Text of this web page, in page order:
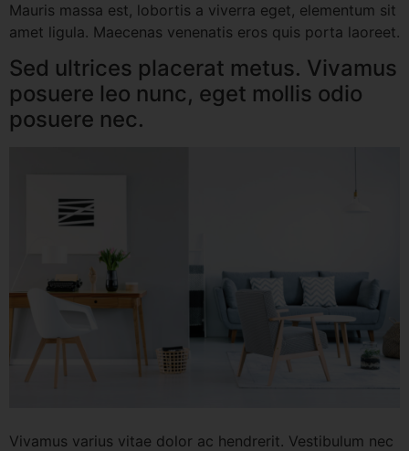
Mauris massa est, lobortis a viverra eget, elementum sit
amet ligula. Maecenas venenatis eros quis porta laoreet.
Sed ultrices placerat metus. Vivamus
posuere leo nunc, eget mollis odio
posuere nec.
Vivamus varius vitae dolor ac hendrerit. Vestibulum nec